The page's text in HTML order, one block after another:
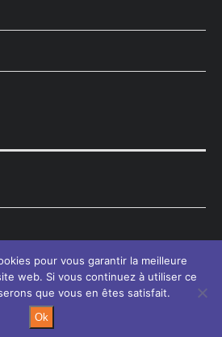
réservés.
pour vous garantir la meilleure
web. Si vous continuez à utiliser ce
que vous en êtes satisfait.
Ok